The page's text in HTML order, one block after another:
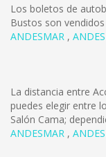
Los boletos de
Bustos son
ANDESMAR ,
La distancia entre
puedes elegir entre
Salón Cama;
ANDESMAR ,